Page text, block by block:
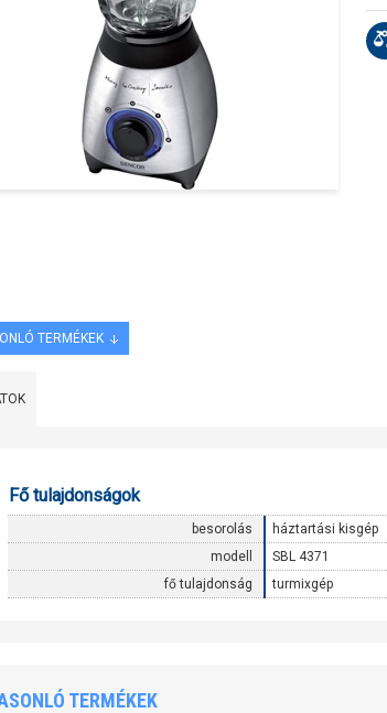
TERMÉKEK
Fő tulajdonságok
besorolás
háztartási kisgép
modell
SBL 4371
fő tulajdonság
turmixgép
TERMÉKEK